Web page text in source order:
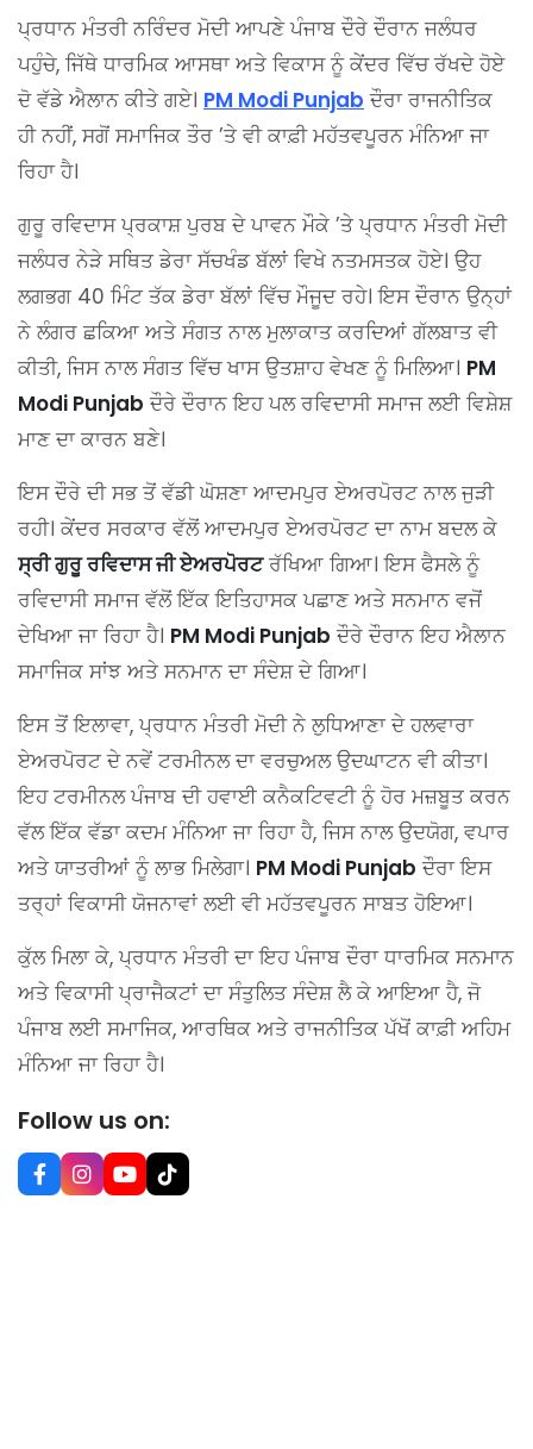
ਪ੍ਰਧਾਨ ਮੰਤਰੀ ਨਰਿੰਦਰ ਮੋਦੀ ਆਪਣੇ ਪੰਜਾਬ ਦੌਰੇ ਦੌਰਾਨ ਜਲੰਧਰ
ਪਹੁੰਚੇ, ਜਿੱਥੇ ਧਾਰਮਿਕ ਆਸਥਾ ਅਤੇ ਵਿਕਾਸ ਨੂੰ ਕੇਂਦਰ ਵਿੱਚ ਰੱਖਦੇ ਹੋਏ
ਦੋ ਵੱਡੇ ਐਲਾਨ ਕੀਤੇ ਗਏ। PM Modi Punjab ਦੌਰਾ ਰਾਜਨੀਤਿਕ
ਹੀ ਨਹੀਂ, ਸਗੋਂ ਸਮਾਜਿਕ ਤੌਰ ’ਤੇ ਵੀ ਕਾਫ਼ੀ ਮਹੱਤਵਪੂਰਨ ਮੰਨਿਆ ਜਾ
ਰਿਹਾ ਹੈ।
ਗੁਰੂ ਰਵਿਦਾਸ ਪ੍ਰਕਾਸ਼ ਪੁਰਬ ਦੇ ਪਾਵਨ ਮੌਕੇ ’ਤੇ ਪ੍ਰਧਾਨ ਮੰਤਰੀ ਮੋਦੀ
ਜਲੰਧਰ ਨੇੜੇ ਸਥਿਤ ਡੇਰਾ ਸੱਚਖੰਡ ਬੱਲਾਂ ਵਿਖੇ ਨਤਮਸਤਕ ਹੋਏ। ਉਹ
ਲਗਭਗ 40 ਮਿੰਟ ਤੱਕ ਡੇਰਾ ਬੱਲਾਂ ਵਿੱਚ ਮੌਜੂਦ ਰਹੇ। ਇਸ ਦੌਰਾਨ ਉਨ੍ਹਾਂ
ਨੇ ਲੰਗਰ ਛਕਿਆ ਅਤੇ ਸੰਗਤ ਨਾਲ ਮੁਲਾਕਾਤ ਕਰਦਿਆਂ ਗੱਲਬਾਤ ਵੀ
ਕੀਤੀ, ਜਿਸ ਨਾਲ ਸੰਗਤ ਵਿੱਚ ਖਾਸ ਉਤਸ਼ਾਹ ਵੇਖਣ ਨੂੰ ਮਿਲਿਆ। PM
Modi Punjab ਦੌਰੇ ਦੌਰਾਨ ਇਹ ਪਲ ਰਵਿਦਾਸੀ ਸਮਾਜ ਲਈ ਵਿਸ਼ੇਸ਼
ਮਾਣ ਦਾ ਕਾਰਨ ਬਣੇ।
ਇਸ ਦੌਰੇ ਦੀ ਸਭ ਤੋਂ ਵੱਡੀ ਘੋਸ਼ਣਾ ਆਦਮਪੁਰ ਏਅਰਪੋਰਟ ਨਾਲ ਜੁੜੀ
ਰਹੀ। ਕੇਂਦਰ ਸਰਕਾਰ ਵੱਲੋਂ ਆਦਮਪੁਰ ਏਅਰਪੋਰਟ ਦਾ ਨਾਮ ਬਦਲ ਕੇ
ਸ੍ਰੀ ਗੁਰੂ ਰਵਿਦਾਸ ਜੀ ਏਅਰਪੋਰਟਰੱਖਿਆ ਗਿਆ। ਇਸ ਫੈਸਲੇ ਨੂੰ
ਰਵਿਦਾਸੀ ਸਮਾਜ ਵੱਲੋਂ ਇੱਕ ਇਤਿਹਾਸਕ ਪਛਾਣ ਅਤੇ ਸਨਮਾਨ ਵਜੋਂ
ਦੇਖਿਆ ਜਾ ਰਿਹਾ ਹੈ। PM Modi Punjab ਦੌਰੇ ਦੌਰਾਨ ਇਹ ਐਲਾਨ
ਸਮਾਜਿਕ ਸਾਂਝ ਅਤੇ ਸਨਮਾਨ ਦਾ ਸੰਦੇਸ਼ ਦੇ ਗਿਆ।
ਇਸ ਤੋਂ ਇਲਾਵਾ, ਪ੍ਰਧਾਨ ਮੰਤਰੀ ਮੋਦੀ ਨੇ ਲੁਧਿਆਣਾ ਦੇ ਹਲਵਾਰਾ
ਏਅਰਪੋਰਟ ਦੇ ਨਵੇਂ ਟਰਮੀਨਲ ਦਾ ਵਰਚੁਅਲ ਉਦਘਾਟਨ ਵੀ ਕੀਤਾ।
ਇਹ ਟਰਮੀਨਲ ਪੰਜਾਬ ਦੀ ਹਵਾਈ ਕਨੈਕਟਿਵਟੀ ਨੂੰ ਹੋਰ ਮਜ਼ਬੂਤ ਕਰਨ
ਵੱਲ ਇੱਕ ਵੱਡਾ ਕਦਮ ਮੰਨਿਆ ਜਾ ਰਿਹਾ ਹੈ, ਜਿਸ ਨਾਲ ਉਦਯੋਗ, ਵਪਾਰ
ਅਤੇ ਯਾਤਰੀਆਂ ਨੂੰ ਲਾਭ ਮਿਲੇਗਾ। PM Modi Punjab ਦੌਰਾ ਇਸ
ਤਰ੍ਹਾਂ ਵਿਕਾਸੀ ਯੋਜਨਾਵਾਂ ਲਈ ਵੀ ਮਹੱਤਵਪੂਰਨ ਸਾਬਤ ਹੋਇਆ।
ਕੁੱਲ ਮਿਲਾ ਕੇ, ਪ੍ਰਧਾਨ ਮੰਤਰੀ ਦਾ ਇਹ ਪੰਜਾਬ ਦੌਰਾ ਧਾਰਮਿਕ ਸਨਮਾਨ
ਅਤੇ ਵਿਕਾਸੀ ਪ੍ਰਾਜੈਕਟਾਂ ਦਾ ਸੰਤੁਲਿਤ ਸੰਦੇਸ਼ ਲੈ ਕੇ ਆਇਆ ਹੈ, ਜੋ
ਪੰਜਾਬ ਲਈ ਸਮਾਜਿਕ, ਆਰਥਿਕ ਅਤੇ ਰਾਜਨੀਤਿਕ ਪੱਖੋਂ ਕਾਫ਼ੀ ਅਹਿਮ
ਮੰਨਿਆ ਜਾ ਰਿਹਾ ਹੈ।
Follow us on: